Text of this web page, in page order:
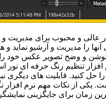
عالی و محبوب برای مدیریت
را مدیریت و آرشیو نماید و
و وضح تصویر عکس خود
افزار تنظیم رنگ حرفه ای
حل کنید. قابلیت های دیگری
یکی از نکات مهم نرم
زمان برای جایگزینی